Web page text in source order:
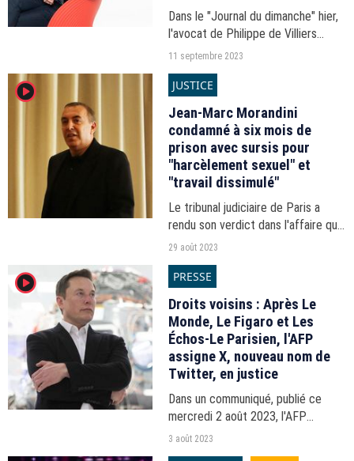
Dans le "Journal du dimanche" hier,
l'avocat de Philippe de Villiers
annonce déposer plainte contre
11 septembre 2023
player2 JUSTICE
Jean-Marc Morandini
condamné à six mois de
prison avec sursis pour
"harcèlement sexuel" et
"travail dissimulé"
Le tribunal judiciaire de Paris a
rendu son verdict dans l'affaire qui
opposait l'animateur de CNews à
une web-série produite par sa
29 août 2023
player2 PRESSE
Droits voisins : Après Le
Monde, Le Figaro et Les
Échos-Le Parisien, l'AFP
assigne X, nouveau nom de
Twitter, en justice
Dans un communiqué, publié ce
mercredi 2 août 2023, l'AFP
"regrette le refus manifeste de
3 août 2023